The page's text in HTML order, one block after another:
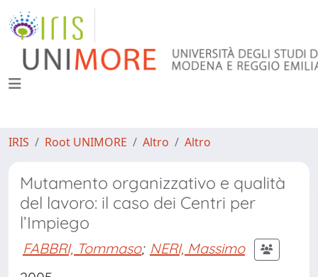
IRIS Root UNIMORE Altro Altro
Mutamento organizzativo e qualità
del lavoro: il caso dei Centri per
l’Impiego
FABBRI, Tommaso; NERI, Massimo